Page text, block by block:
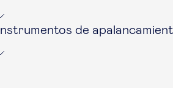
Instrumentos de